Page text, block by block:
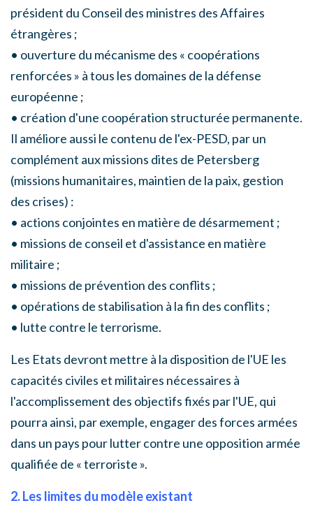
président du Conseil des ministres des Affaires
étrangères ;
• ouverture du mécanisme des « coopérations
renforcées » à tous les domaines de la défense
européenne ;
• création d'une coopération structurée permanente.
Il améliore aussi le contenu de l'ex-PESD, par un
complément aux missions dites de Petersberg
(missions humanitaires, maintien de la paix, gestion
des crises) :
• actions conjointes en matière de désarmement ;
• missions de conseil et d'assistance en matière
militaire ;
• missions de prévention des conflits ;
• opérations de stabilisation à la fin des conflits ;
• lutte contre le terrorisme.
Les Etats devront mettre à la disposition de l'UE les
capacités civiles et militaires nécessaires à
l'accomplissement des objectifs fixés par l'UE, qui
pourra ainsi, par exemple, engager des forces armées
dans un pays pour lutter contre une opposition armée
qualifiée de « terroriste ».
2. Les limites du modèle existant